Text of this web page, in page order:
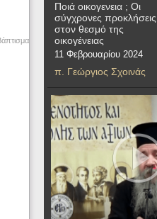
Ποιά οικογενεια ; Οι
σύγχρονες προκλήσεις
στον θεσμό της
οικογένειας
11 Φεβρουαρίου 2024
π. Γεώργιος Σχοινάς